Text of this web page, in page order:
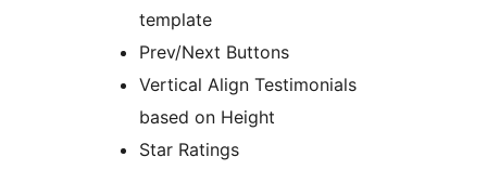
template
Prev/Next Buttons
Vertical Align Testimonials
based on Height
Star Ratings